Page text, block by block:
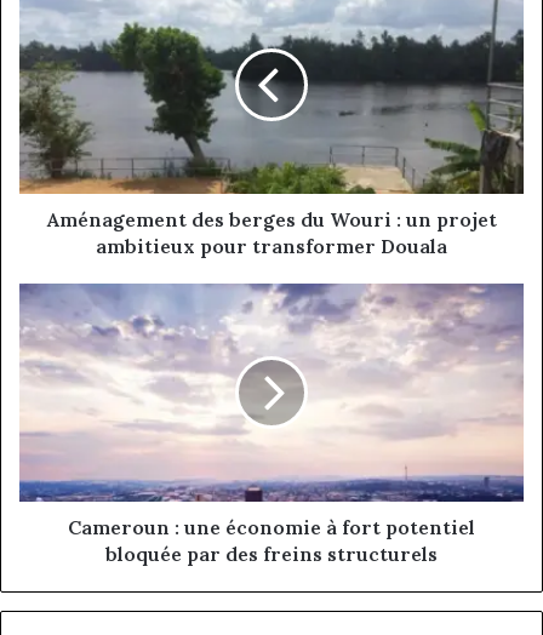
des
berges
du
Wouri
:
un
projet
ambitieux
pour
transformer
Aménagement des berges du Wouri : un projet
ambitieux pour transformer Douala
Cameroun
une
économie
par
Cameroun : une économie à fort potentiel
bloquée par des freins structurels